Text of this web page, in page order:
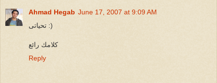
Ahmad Hegab June 17, 2007 at 9:09 AM
تحياتى :)
كلامك رائع
Reply